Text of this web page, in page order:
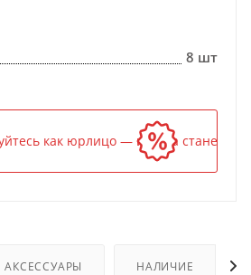
8 шт
как юрлицо — и цена станет
АКСЕССУАРЫ НАЛИЧИЕ